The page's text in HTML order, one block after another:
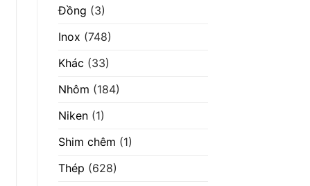
Đồng (3)
Inox (748)
Khác (33)
Nhôm (184)
Niken(1)
Shim chêm (1)
Thép (628)